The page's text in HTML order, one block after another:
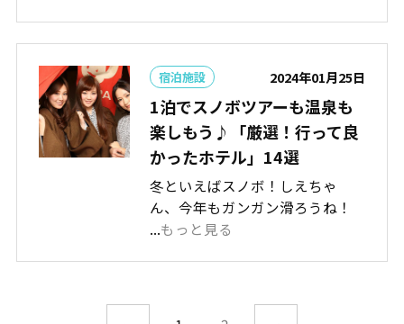
宿泊施設 2024年01月25日
1泊でスノボツアーも温泉も
楽しもう♪「厳選！行って良
かったホテル」14選
冬といえばスノボ！しえちゃ
ん、今年もガンガン滑ろうね！
...もっと見る